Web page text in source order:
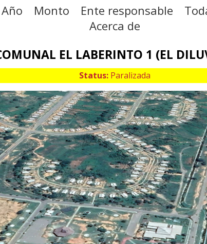
Año Monto Ente responsable
Acerca de
EL LABERINTO 1 (EL
Status: Paralizada